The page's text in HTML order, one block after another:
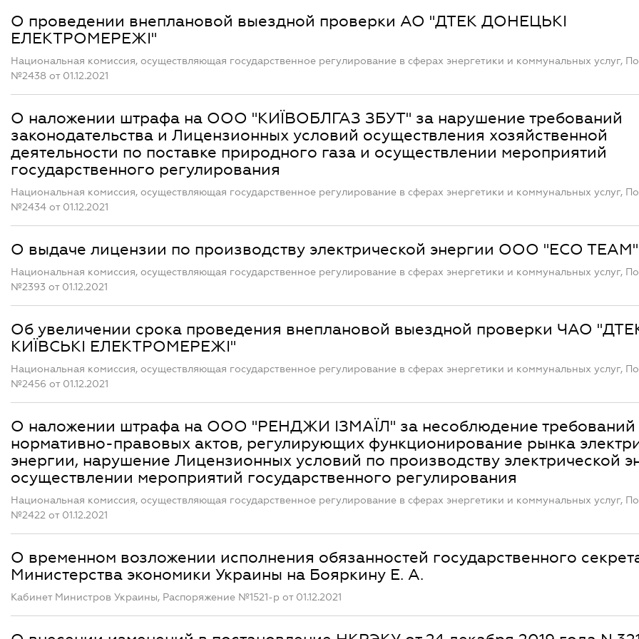
О проведении внеплановой выездной проверки АО "ДТЕК ДОНЕЦЬКІ
ЕЛЕКТРОМЕРЕЖІ"
Национальная комиссия, осуществляющая государственное регулирование в сферах энергетики и коммунальных услуг,
№2438 от 01.12.2021
О наложении штрафа на ООО "КИЇВОБЛГАЗ ЗБУТ" за нарушение требований
законодательства и Лицензионных условий осуществления хозяйственной
деятельности по поставке природного газа и осуществлении мероприятий
государственного регулирования
Национальная комиссия, осуществляющая государственное регулирование в сферах энергетики и коммунальных услуг,
№2434 от 01.12.2021
О выдаче лицензии по производству электрической энергии ООО "ЕСО ТЕАМ"
Национальная комиссия, осуществляющая государственное регулирование в сферах энергетики и коммунальных услуг,
№2393 от 01.12.2021
Об увеличении срока проведения внеплановой выездной проверки ЧАО
КИЇВСЬКІ ЕЛЕКТРОМЕРЕЖІ"
Национальная комиссия, осуществляющая государственное регулирование в сферах энергетики и коммунальных услуг,
№2456 от 01.12.2021
О наложении штрафа на ООО "РЕНДЖИ ІЗМАЇЛ" за несоблюдение требований
нормативно-правовых актов, регулирующих функционирование рынка
энергии, нарушение Лицензионных условий по производству электрической
осуществлении мероприятий государственного регулирования
Национальная комиссия, осуществляющая государственное регулирование в сферах энергетики и коммунальных услуг,
№2422 от 01.12.2021
О временном возложении исполнения обязанностей государственного
Министерства экономики Украины на Бояркину Е. А.
Кабинет Министров Украины, Распоряжение №1521-р от 01.12.2021